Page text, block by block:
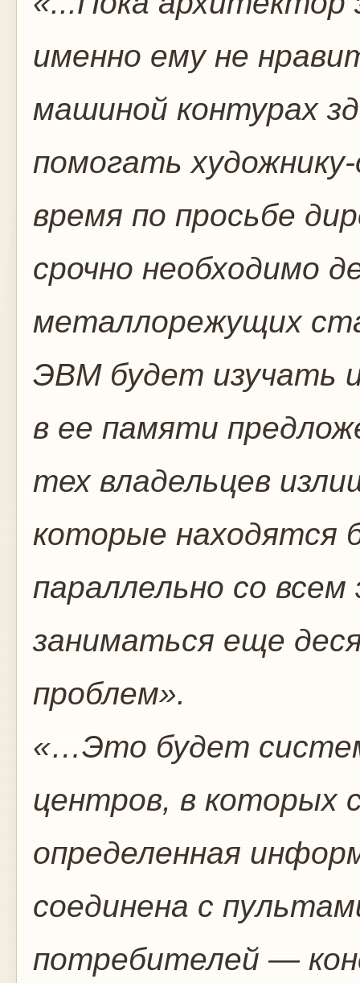
именно ему не
машиной контурах
помогать
время по просьбе
срочно необходимо
металлорежущих
ЭВМ будет изучать
в ее памяти
тех владельцев
которые находятся
параллельно со
заниматься еще
проблем».
«…Это будет
центров, в которых
определенная
соединена с
потребителей —